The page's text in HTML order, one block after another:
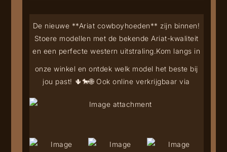
De nieuwe **Ariat cowboyhoeden** zijn binnen!
Stoere modellen met de bekende Ariat-kwaliteit
en een perfecte western uitstraling.Kom langs in
onze winkel en ontdek welk model het beste bij
jou past! 🌵🐎🌐 Ook online verkrijgbaar via